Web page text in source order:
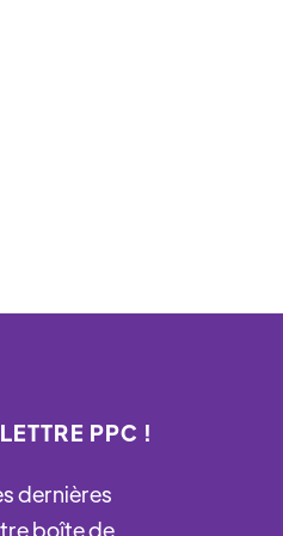
PPC !
dernières
boîte de